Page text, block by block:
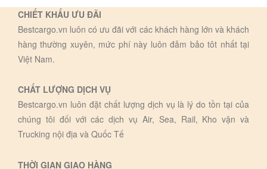
CHIẾT KHẤU ƯU ĐÃI
Bestcargo.vn luôn có ưu đãi với các khách hàng lớn và khách
hàng thường xuyên, mức phí này luôn đảm bảo tôt nhất tại
Việt Nam.
CHẤT LƯỢNG DỊCH VỤ
Bestcargo.vn luôn đặt chất lượng dịch vụ là lý do tồn tại của
chúng tôi đối với các dịch vụ Air, Sea, Rail, Kho vận và
Trucking nội địa và Quốc Tế
THỜI GIAN GIAO HÀNG